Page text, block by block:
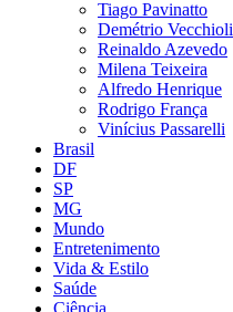
Tiago Pavinatto
Demétrio Vecchioli
Reinaldo Azevedo
Milena Teixeira
Alfredo Henrique
Rodrigo França
Vinícius Passarelli
Brasil
DF
SP
MG
Mundo
Entretenimento
Vida & Estilo
Saúde
Ciência